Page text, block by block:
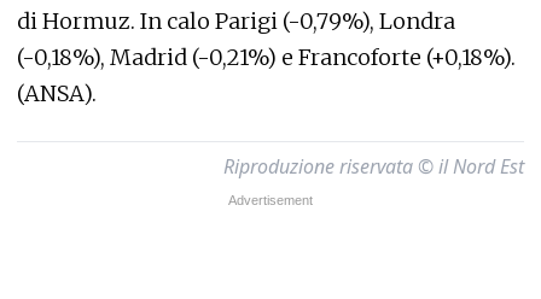
di Hormuz. In calo Parigi (-0,79%), Londra
(-0,18%), Madrid (-0,21%) e Francoforte (+0,18%).
(ANSA).
Riproduzione riservata © il Nord Est